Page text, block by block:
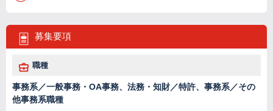
募集要項
職種
事務系／一般事務・OA事務、法務・知財／特許、事務系／その
他事務系職種